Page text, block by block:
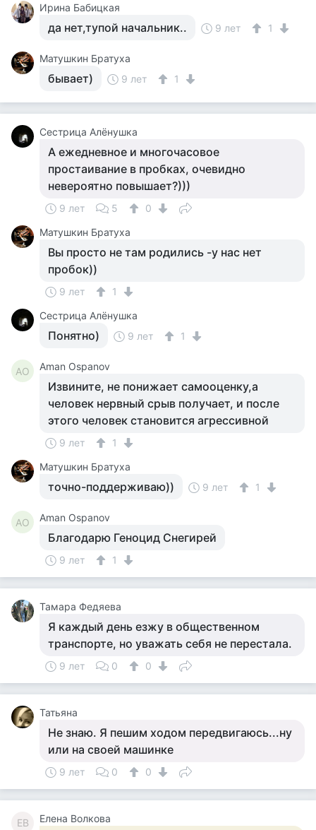
Ирина Бабицкая
да нет,тупой начальник.. 9 лет 1
Матушкин Братуха
бывает) 9 лет 1
Сестрица Алёнушка
А ежедневное и многочасовое
простаивание в пробках, очевидно
невероятно повышает?)))
9 лет 5
0
Матушкин Братуха
Вы просто не там родились -у нас нет
пробок))
9 лет
1
Сестрица Алёнушка
Понятно) 9 лет 1
AO Aman Ospanov
Извините, не понижает самооценку,а
человек нервный срыв получает, и после
этого человек становится агрессивной
9 лет
1
Матушкин Братуха
точно-поддерживаю)) 9 лет 1
AO Aman Ospanov
Благодарю Геноцид Снегирей
9 лет 1
Тамара Федяева
Я каждый день езжу в общественном
транспорте, но уважать себя не перестала.
9 лет 0 0
Татьяна
Не знаю. Я пешим ходом передвигаюсь...ну
или на своей машинке
9 лет 0 0
ЕВ Елена Волкова